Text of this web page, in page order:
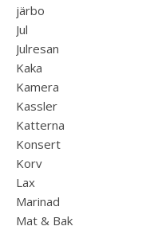
järbo
Jul
Julresan
Kaka
Kamera
Kassler
Katterna
Konsert
Korv
Lax
Marinad
Mat & Bak